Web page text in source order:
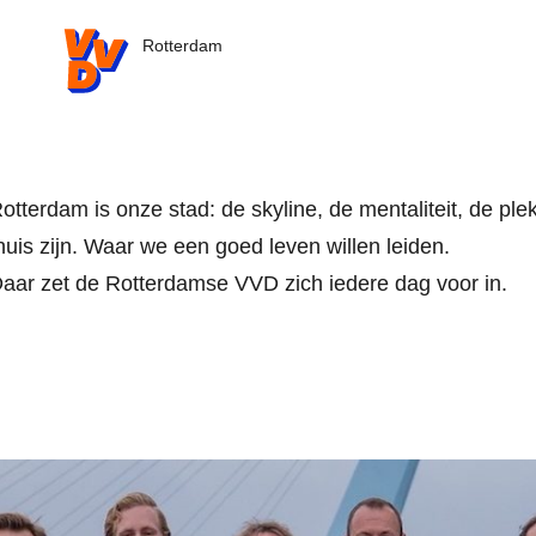
VVD.nl
Rotterdam
is onze stad: de skyline, de mentaliteit, de
zijn. Waar we een goed leven willen leiden.
zet de Rotterdamse VVD zich iedere dag voor in.